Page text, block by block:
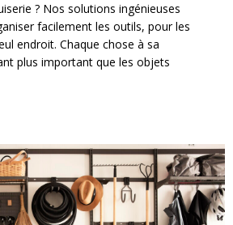
? Nos solutions ingénieuses
facilement les outils, pour les
endroit. Chaque chose à sa
plus important que les objets